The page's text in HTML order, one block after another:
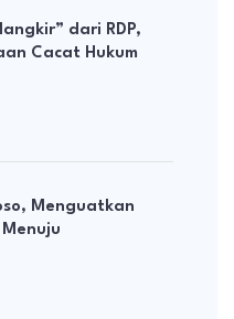
dari RDP,
Cacat Hukum
Menguatkan